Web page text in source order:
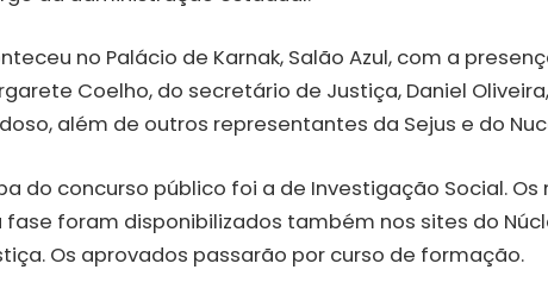
no Palácio de Karnak, Salão Azul, com a
Coelho, do secretário de Justiça, Daniel
além de outros representantes da Sejus e do
do concurso público foi a de Investigação Social. Os
fase foram disponibilizados também nos sites do
Os aprovados passarão por curso de formação.